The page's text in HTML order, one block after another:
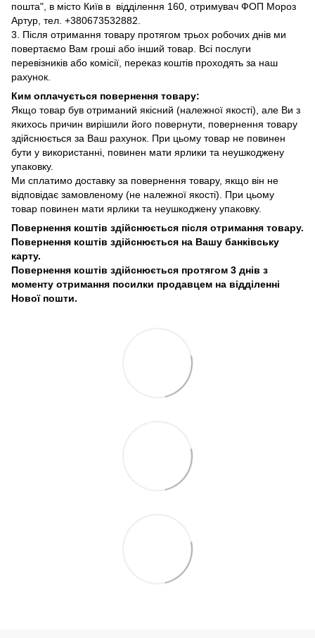
пошта", в місто Київ в відділення 160, отримувач ФОП Мороз
Артур, тел. +380673532882.
3. Після отримання товару протягом трьох робочих днів ми
повертаємо Вам гроші або інший товар. Всі послуги
перевізників або комісії, переказ коштів проходять за наш
рахунок.
Ким оплачується повернення товару:
Якщо товар був отриманий якісний (належної якості), але Ви з
якихось причин вирішили його повернути, повернення товару
здійснюється за Ваш рахунок. При цьому товар не повинен
бути у використанні, повинен мати ярлики та неушкоджену
упаковку.
Ми сплатимо доставку за повернення товару, якщо він не
відповідає замовленому (не належної якості). При цьому
товар повинен мати ярлики та неушкоджену упаковку.
Повернення коштів здійснюється після отримання товару.
Повернення коштів здійснюється на Вашу банківську
карту.
Повернення коштів здійснюється протягом 3 днів з
моменту отримання посилки продавцем на відділенні
Нової пошти.